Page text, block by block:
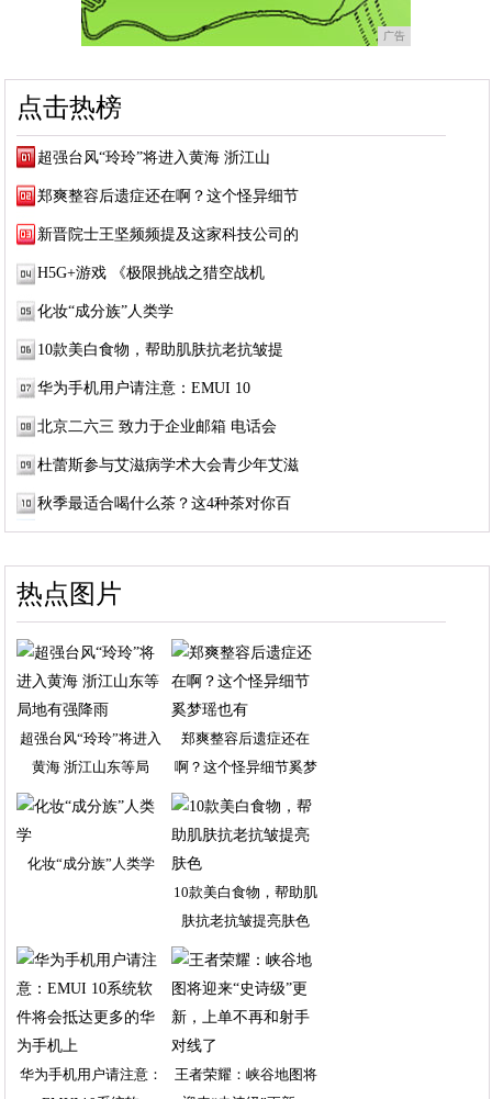
广告
点击热榜
超强台风“玲玲”将进入黄海 浙江山
郑爽整容后遗症还在啊？这个怪异细节
新晋院士王坚频频提及这家科技公司的
H5G+游戏 《极限挑战之猎空战机
化妆“成分族”人类学
10款美白食物，帮助肌肤抗老抗皱提
华为手机用户请注意：EMUI 10
北京二六三 致力于企业邮箱 电话会
杜蕾斯参与艾滋病学术大会青少年艾滋
秋季最适合喝什么茶？这4种茶对你百
热点图片
超强台风“玲玲”将进入
黄海 浙江山东等局
郑爽整容后遗症还在
啊？这个怪异细节奚梦
瑶
化妆“成分族”人类学
10款美白食物，帮助肌
肤抗老抗皱提亮肤色
华为手机用户请注意：
王者荣耀：峡谷地图将